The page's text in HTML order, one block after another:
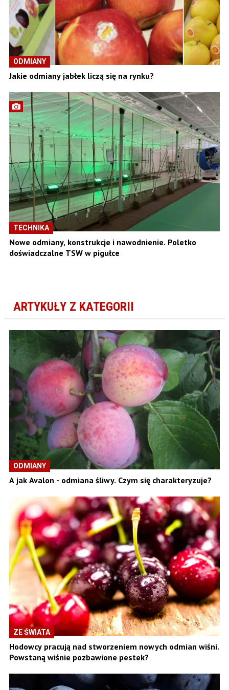
ODMIANY
Jakie odmiany jabłek liczą się na rynku?
TECHNIKA
Nowe odmiany, konstrukcje i nawodnienie. Poletko
doświadczalne TSW w pigułce
ARTYKUŁY Z KATEGORII
ODMIANY
A jak Avalon - odmiana śliwy. Czym się charakteryzuje?
ZE ŚWIATA
Hodowcy pracują nad stworzeniem nowych odmian wiśni.
Powstaną wiśnie pozbawione pestek?